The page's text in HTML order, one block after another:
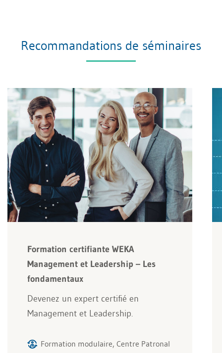
Recommandations de séminaires
Formation certifiante WEKA
Management et Leadership – Les
fondamentaux
Devenez un expert certifié en
Management et Leadership.
Formation modulaire, Centre Patronal